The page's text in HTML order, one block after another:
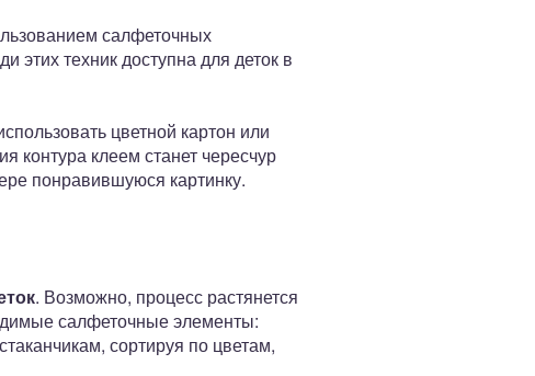
салфеточных
этих техник доступна для деток в
цветной картон или
контура клеем станет чересчур
понравившуюся картинку.
. Возможно, процесс растянется
салфеточные элементы:
сортируя по цветам,